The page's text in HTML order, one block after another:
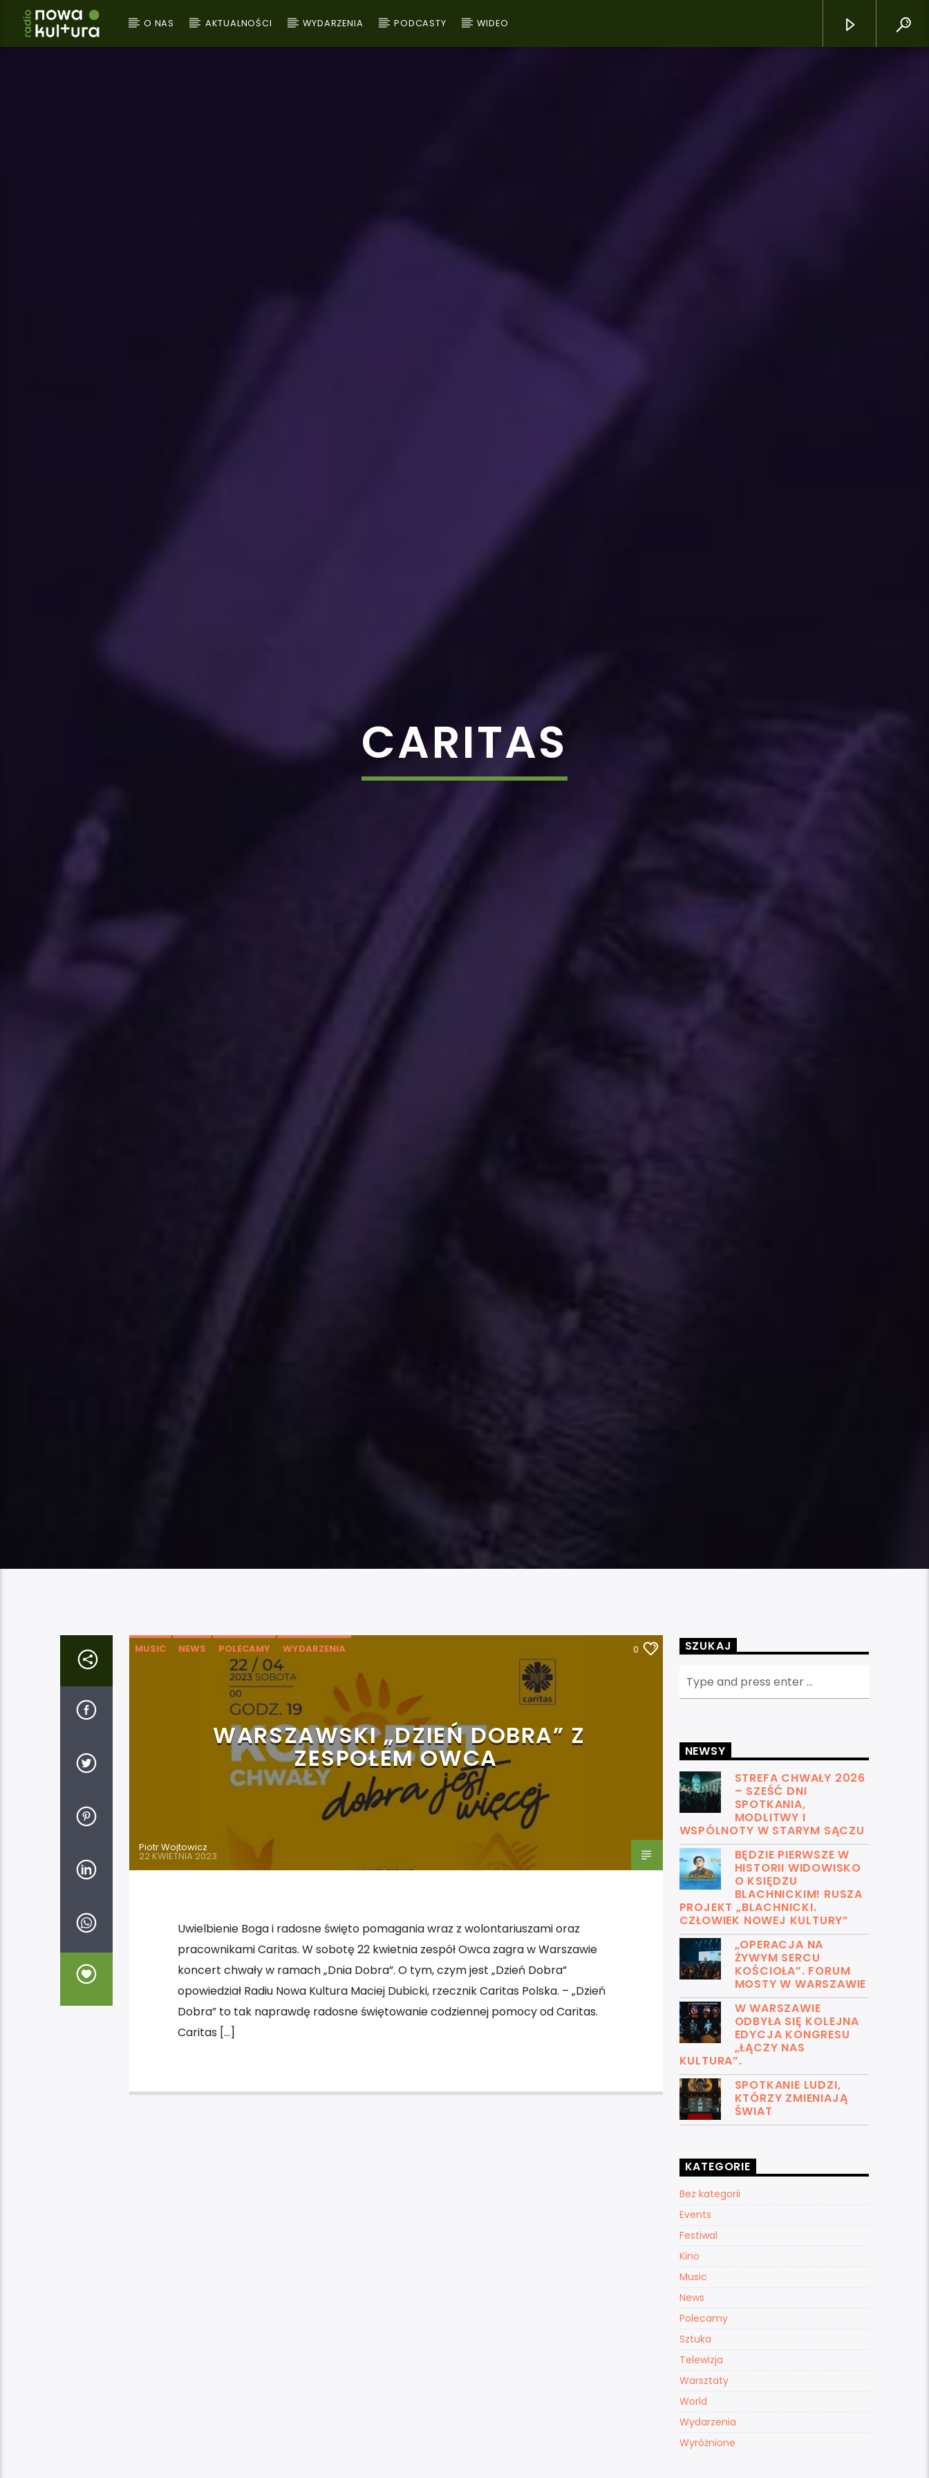
O NAS AKTUALNOŚCI WYDARZENIA PODCASTY WIDEO
CARITAS
MUSIC NEWS POLECAMY WYDARZENIA 0
WARSZAWSKI „DZIEŃ DOBRA” Z
ZESPOŁEM OWCA
Piotr Wojtowicz
22 KWIETNIA 2023
Uwielbienie Boga i radosne święto pomagania wraz z wolontariuszami oraz
pracownikami Caritas. W sobotę 22 kwietnia zespół Owca zagra w Warszawie
koncert chwały w ramach „Dnia Dobra”. O tym, czym jest „Dzień Dobra”
opowiedział Radiu Nowa Kultura Maciej Dubicki, rzecznik Caritas Polska. – „Dzień
Dobra” to tak naprawdę radosne świętowanie codziennej pomocy od Caritas.
Caritas […]
SZUKAJ
NEWSY
STREFA CHWAŁY 2026
– SZEŚĆ DNI
SPOTKANIA,
MODLITWY I
WSPÓLNOTY W STARYM SĄCZU
BĘDZIE PIERWSZE W
HISTORII WIDOWISKO
O KSIĘDZU
BLACHNICKIM! RUSZA
PROJEKT „BLACHNICKI.
CZŁOWIEK NOWEJ KULTURY”
„OPERACJA NA
ŻYWYM SERCU
KOŚCIOŁA”. FORUM
MOSTY W WARSZAWIE
W WARSZAWIE
ODBYŁA SIĘ KOLEJNA
EDYCJA KONGRESU
„ŁĄCZY NAS
KULTURA”.
SPOTKANIE LUDZI,
KTÓRZY ZMIENIAJĄ
ŚWIAT
KATEGORIE
Bez kategorii
Events
Festiwal
Kino
Music
News
Polecamy
Sztuka
Telewizja
Warsztaty
World
Wydarzenia
Wyróżnione